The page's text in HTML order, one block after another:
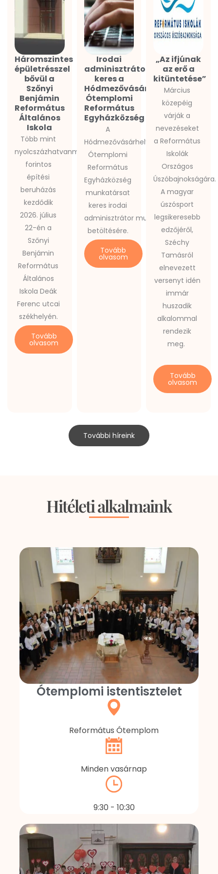
Háromszintes
épületrésszel
bővül a
Szőnyi
Benjámin
Református
Általános
Iskola
Több mint
nyolcszázhatvanmillió
forintos
építési
beruházás
kezdődik
2026. július
22-én a
Szőnyi
Benjámin
Református
Általános
Iskola Deák
Ferenc utcai
székhelyén.
Tovább
olvasom
Irodai
adminisztrátort
keres a
Hódmezővásárhely-
Ótemplomi
Református
Egyházközség
A
Hódmezővásárhely-
Ótemplomi
Református
Egyházközség
munkatársat
keres irodai
adminisztrátor munkakör
betöltésére.
Tovább
olvasom
„Az ifjúnak
az erő a
kitüntetése”
Március
közepéig
várják a
nevezéseket
a Református
Iskolák
Országos
Úszóbajnokságára.
A magyar
úszósport
legsikeresebb
edzőjéről,
Széchy
Tamásról
elnevezett
versenyt idén
immár
huszadik
alkalommal
rendezik
meg.
Tovább
olvasom
További híreink
Hitéleti alkalmaink
Ótemplomi istentisztelet
Református Ótemplom
Minden vasárnap
9:30 - 10:30